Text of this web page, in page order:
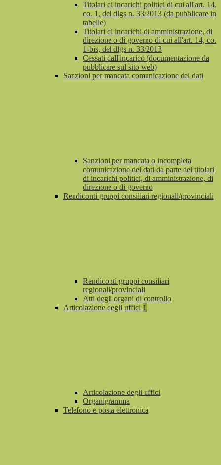
Titolari di incarichi politici di cui all'art. 14,
co. 1, del dlgs n. 33/2013 (da pubblicare in
tabelle)
Titolari di incarichi di amministrazione, di
direzione o di governo di cui all'art. 14, co.
1-bis, del dlgs n. 33/2013
Cessati dall'incarico (documentazione da
pubblicare sul sito web)
Sanzioni per mancata comunicazione dei dati
Sanzioni per mancata o incompleta
comunicazione dei dati da parte dei titolari
di incarichi politici, di amministrazione, di
direzione o di governo
Rendiconti gruppi consiliari regionali/provinciali
Rendiconti gruppi consiliari
regionali/provinciali
Atti degli organi di controllo
Articolazione degli uffici 1
Articolazione degli uffici
Organigramma
Telefono e posta elettronica